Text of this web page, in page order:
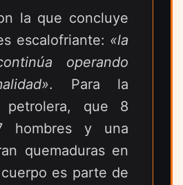
la que concluye
escalofriante: «la
operando
. Para la
petrolera, que 8
hombres y una
quemaduras en
es parte de